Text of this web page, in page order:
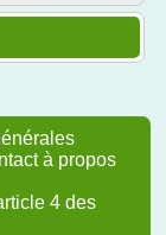
à propos
4 des